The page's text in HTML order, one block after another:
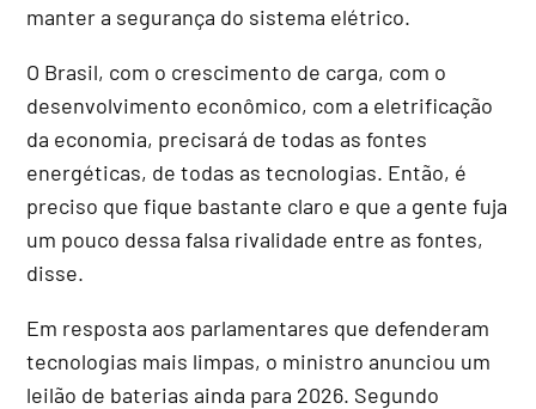
manter a segurança do sistema elétrico.
O Brasil, com o crescimento de carga, com o
desenvolvimento econômico, com a eletrificação
da economia, precisará de todas as fontes
energéticas, de todas as tecnologias. Então, é
preciso que fique bastante claro e que a gente fuja
um pouco dessa falsa rivalidade entre as fontes,
disse.
Em resposta aos parlamentares que defenderam
tecnologias mais limpas, o ministro anunciou um
leilão de baterias ainda para 2026. Segundo